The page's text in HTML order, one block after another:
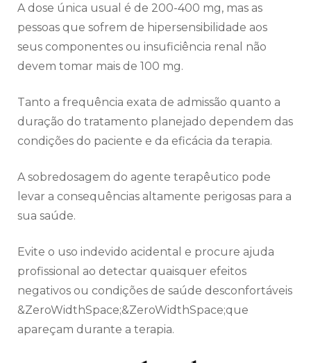
A dose única usual é de 200-400 mg, mas as
pessoas que sofrem de hipersensibilidade aos
seus componentes ou insuficiência renal não
devem tomar mais de 100 mg.
Tanto a frequência exata de admissão quanto a
duração do tratamento planejado dependem das
condições do paciente e da eficácia da terapia.
A sobredosagem do agente terapêutico pode
levar a consequências altamente perigosas para a
sua saúde.
Evite o uso indevido acidental e procure ajuda
profissional ao detectar quaisquer efeitos
negativos ou condições de saúde desconfortáveis
&ZeroWidthSpace;&ZeroWidthSpace;que
apareçam durante a terapia.